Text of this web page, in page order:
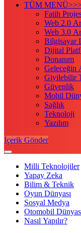
TÜM
Fatih
Web 2.0
Web 3.0
Bilgisayar
Dijital
Donanım
Geleceğin
Giyilebilir
Güvenlik
Mobil
Sağlık
Teknoloji
Yazılım
İçerik Gönder
Milli Teknolojiler
Yapay Zeka
Bilim & Teknik
Oyun Dünyası
Sosyal Medya
Otomobil
Nasıl Yapılır?